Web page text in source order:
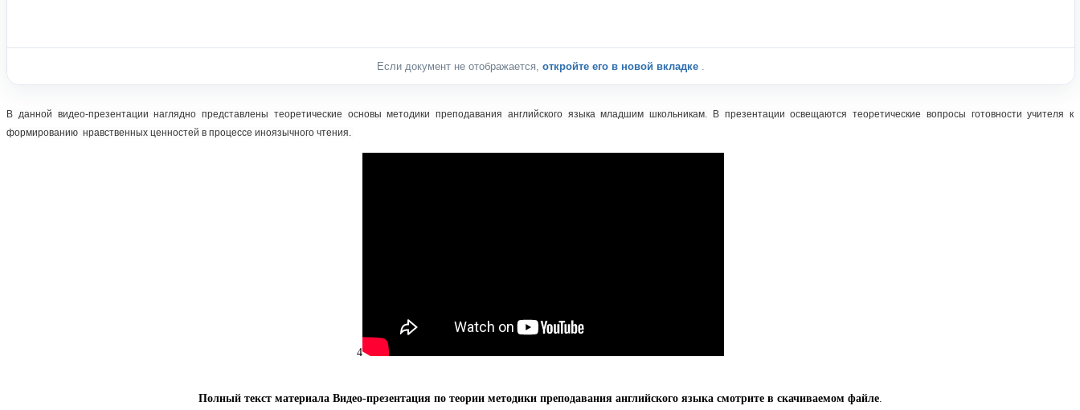
Если документ не отображается, откройте его в новой вкладке
В данной видео-презентации наглядно представлены теоретические основы методики преподавания английского языка младшим школьникам. В презентации освещаются теоретические вопросы готовности учителя к
формированию нравственных ценностей в процессе иноязычного чтения.
4
Полный текст материала Видео-презентация по теории методики преподавания английского языка смотрите в скачиваемом файле.